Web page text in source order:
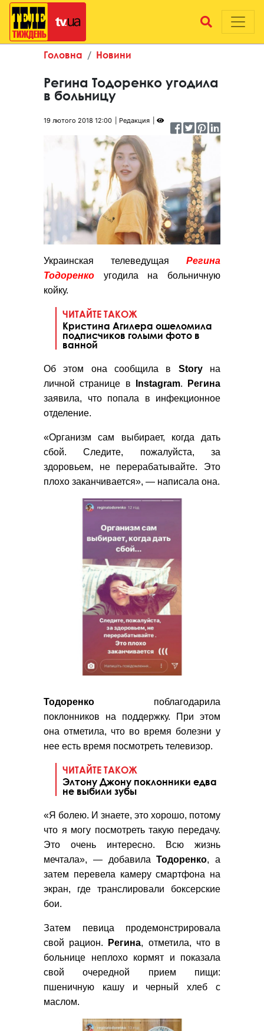
Головна Новини
Регина Тодоренко угодила
в больницу
19 лютого 2018 12:00 Редакция
Украинская телеведущая Регина
Тодоренко угодила на больничную
койку.
ЧИТАЙТЕ ТАКОЖ
Кристина Агилера ошеломила
подписчиков голыми фото в
ванной
Об этом она сообщила в Storyна
личной странице в
Instagram.
Регина
заявила, что попала в инфекционное
отделение.
«Организм сам выбирает, когда дать
сбой. Следите, пожалуйста, за
здоровьем, не перерабатывайте. Это
плохо заканчивается», — написала она.
Тодоренко поблагодарила
поклонников на поддержку. При этом
она отметила, что во время болезни у
нее есть время посмотреть телевизор.
ЧИТАЙТЕ ТАКОЖ
Элтону Джону поклонники едва
не выбили зубы
«Я болею. И знаете, это хорошо, потому
что я могу посмотреть такую передачу.
Это очень интересно. Всю жизнь
мечтала», — добавилаТодоренко, а
затем перевела камеру смартфона на
экран, где транслировали боксерские
бои.
Затем певица продемонстрировала
свой рацион.
Регина, отметила, что в
больнице неплохо кормят и показала
свой очередной прием пищи:
пшеничную кашу и черный хлеб с
маслом.